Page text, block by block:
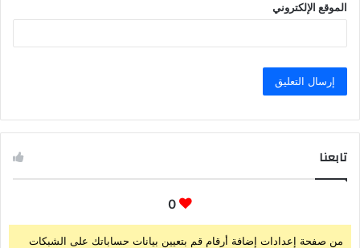
الموقع الإلكتروني
تابعنا
0
من صفحة إعدادات إضافة أرقام قم بتعيين بيانات حساباتك على الشبكات